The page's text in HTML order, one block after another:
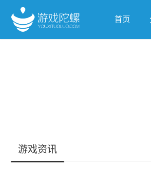
首页
游戏资讯